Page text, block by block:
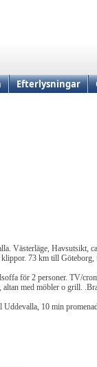
Efterlysningar
Västerläge, Havsutsikt,
klippor. 73 km till
för 2 personer. TV/
altan med möbler o grill.
10 min